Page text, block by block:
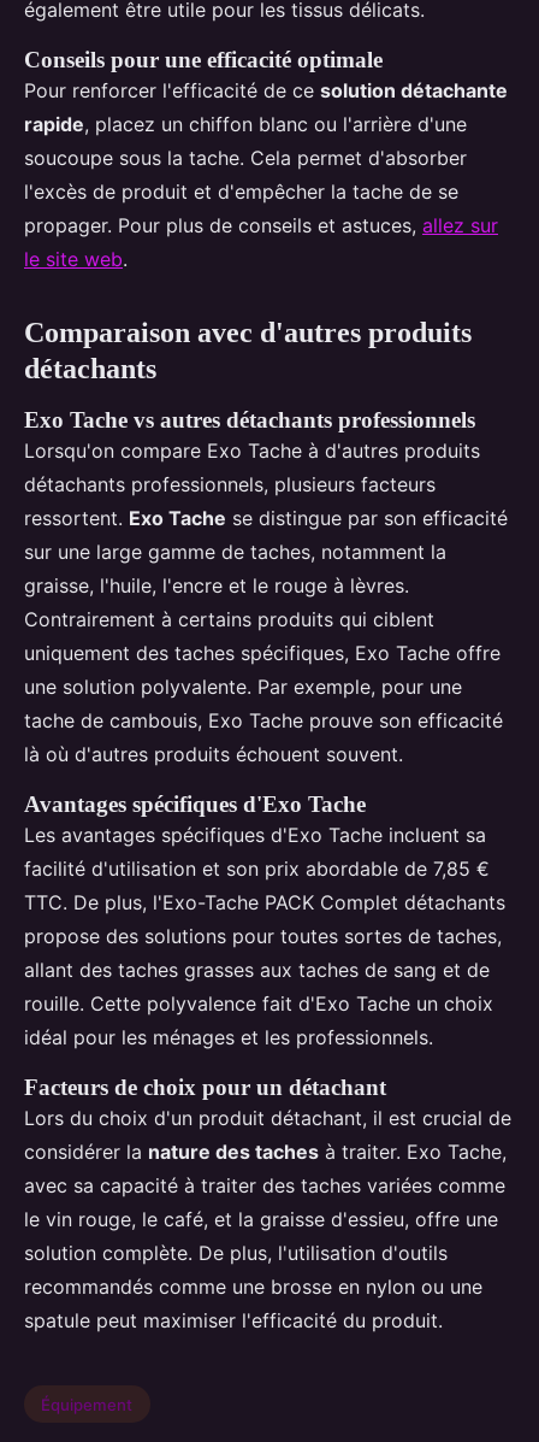
également être utile pour les tissus délicats.
Conseils pour une efficacité optimale
Pour renforcer l'efficacité de ce solution détachante
rapide, placez un chiffon blanc ou l'arrière d'une
soucoupe sous la tache. Cela permet d'absorber
l'excès de produit et d'empêcher la tache de se
propager. Pour plus de conseils et astuces, allez sur
le site web.
Comparaison avec d'autres produits
détachants
Exo Tache vs autres détachants professionnels
Lorsqu'on compare Exo Tache à d'autres produits
détachants professionnels, plusieurs facteurs
ressortent. Exo Tache se distingue par son efficacité
sur une large gamme de taches, notamment la
graisse, l'huile, l'encre et le rouge à lèvres.
Contrairement à certains produits qui ciblent
uniquement des taches spécifiques, Exo Tache offre
une solution polyvalente. Par exemple, pour une
tache de cambouis, Exo Tache prouve son efficacité
là où d'autres produits échouent souvent.
Avantages spécifiques d'Exo Tache
Les avantages spécifiques d'Exo Tache incluent sa
facilité d'utilisation et son prix abordable de 7,85 €
TTC. De plus, l'Exo-Tache PACK Complet détachants
propose des solutions pour toutes sortes de taches,
allant des taches grasses aux taches de sang et de
rouille. Cette polyvalence fait d'Exo Tache un choix
idéal pour les ménages et les professionnels.
Facteurs de choix pour un détachant
Lors du choix d'un produit détachant, il est crucial de
considérer la nature des taches à traiter. Exo Tache,
avec sa capacité à traiter des taches variées comme
le vin rouge, le café, et la graisse d'essieu, offre une
solution complète. De plus, l'utilisation d'outils
recommandés comme une brosse en nylon ou une
spatule peut maximiser l'efficacité du produit.
Équipement